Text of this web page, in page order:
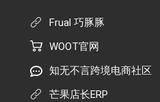
Frual 巧豚豚
WOOT官网
知无不言跨境电商社区
芒果店长ERP